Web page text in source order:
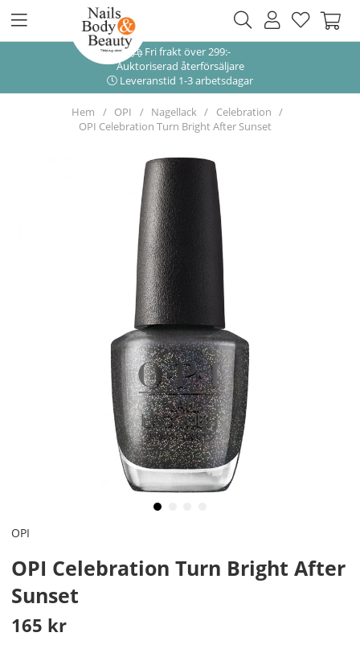
Fri frakt över 299:-
Auktoriserad återförsäljare
Leveranstid 1-3 arbetsdagar
Hem OPI Nagellack
Celebration
OPI Celebration Turn Bright After Sunset
OPI
OPI Celebration Turn Bright After
Sunset
165 kr